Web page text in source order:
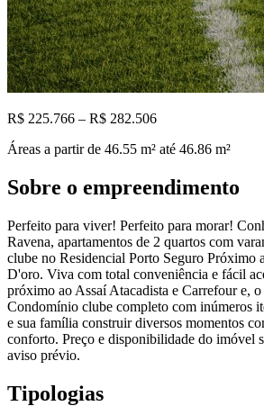
R$ 225.766 – R$ 282.506
Áreas a partir de 46.55 m² até 46.86 m²
Sobre o empreendimento
Perfeito para viver! Perfeito para morar!
Ravena, apartamentos de 2 quartos com
clube no Residencial Porto Seguro Próximo
D'oro. Viva com total conveniência e fácil
próximo ao Assaí Atacadista e Carrefour e,
Condomínio clube completo com inúmeros
e sua família construir diversos momentos
conforto. Preço e disponibilidade do imóvel
aviso prévio.
Tipologias